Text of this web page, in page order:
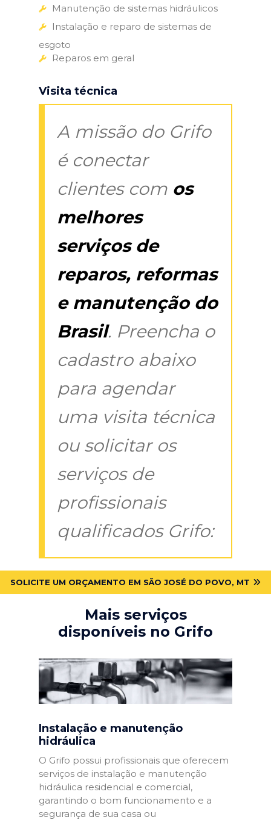
Manutenção de sistemas hidráulicos
Instalação e reparo de sistemas de
esgoto
Reparos em geral
Visita técnica
A missão do Grifo
é conectar
clientes com os
melhores
serviços de
reparos, reformas
e manutenção do
Brasil. Preencha o
cadastro abaixo
para agendar
uma visita técnica
ou solicitar os
serviços de
profissionais
qualificados Grifo:
SOLICITE UM ORÇAMENTO EM SÃO JOSÉ DO POVO, MT
Mais serviços
disponíveis no Grifo
Instalação e manutenção
hidráulica
O Grifo possui profissionais que oferecem
serviços de instalação e manutenção
hidráulica residencial e comercial,
garantindo o bom funcionamento e a
segurança de sua casa ou